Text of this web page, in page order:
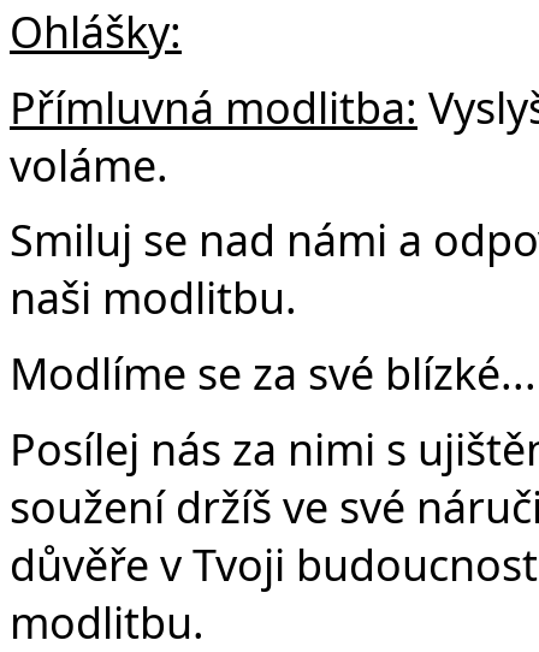
Ohlášky:
Přímluvná modlitba:
voláme.
Smiluj se nad námi a
naši modlitbu.
Modlíme se za své blízké...
Posílej nás za nimi s
soužení držíš ve své
důvěře v Tvoji
modlitbu.